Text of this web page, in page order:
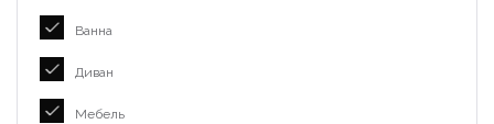
Ванна
Диван
Мебель